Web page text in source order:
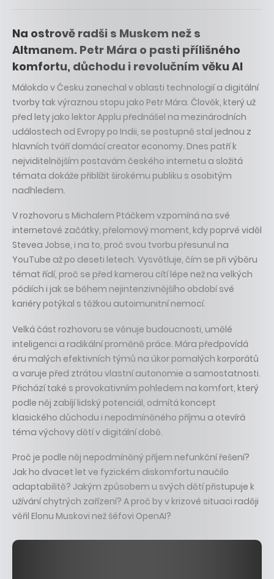
Na ostrově radši s Muskem než s
Altmanem. Petr Mára o pasti přílišného
komfortu, důchodu i revolučním věku AI
Málokdo v Česku zanechal v oblasti technologií a digitální
tvorby tak výraznou stopu jako Petr Mára. Člověk, který už
před lety jako lektor Applu přednášel na mezinárodních
událostech od Evropy po Indii, se postupně stal jednou z
hlavních tváří domácí creator economy. Dnes patří k
nejviditelnějším postavám českého internetu a složitá
témata dokáže přiblížit širokému publiku s osobitým
nadhledem.
V rozhovoru s Michalem Ptáčkem vzpomíná na své
internetové začátky, přelomový moment, kdy poprvé viděl
Stevea Jobse, i na to, proč svou tvorbu přesunul na
YouTube až po deseti letech. Vysvětluje, čím se při výběru
témat řídí, proč se před kamerou cítí lépe než na velkých
pódiích i jak se během nejintenzivnějšího období své
kariéry potýkal s těžkou autoimunitní nemocí.
Velká část rozhovoru se věnuje budoucnosti, umělé
inteligenci a radikální proměně práce. Mára předpovídá
éru malých efektivních týmů na úkor pomalých korporátů
a varuje před ztrátou vlastní autonomie a samostatnosti.
Přichází také s provokativním pohledem na komfort, který
podle něj zabíjí lidský potenciál, odmítá koncept
klasického důchodu i nepodmíněného příjmu a otevírá
téma výchovy dětí v digitální době.
Proč je podle něj nepodmíněný příjem nefunkční řešení?
Jak ho dvacet let ve fyzickém diskomfortu naučilo
adaptabilitě? Jakým způsobem u svých dětí přistupuje k
užívání chytrých zařízení? A proč by v krizové situaci raději
věřil Elonu Muskovi než šéfovi OpenAI?